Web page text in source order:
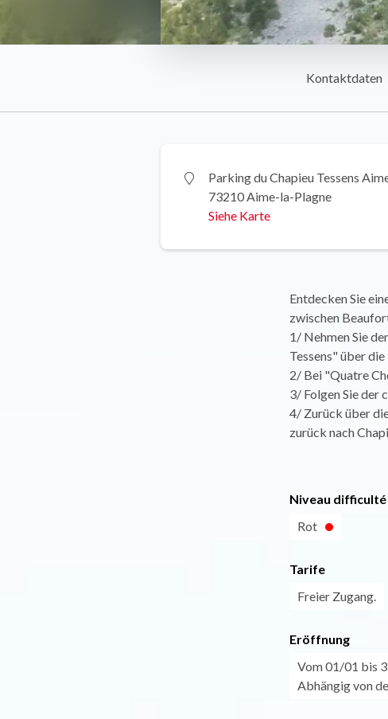
Kontaktdaten
Parking du Chapieu Tessens
73210 Aime-la-Plagne
Siehe Karte
Entdecken Sie
zwischen
1/ Nehmen Sie
Tessens" über
2/ Bei "Quatre
3/ Folgen Sie der
4/ Zurück über
zurück nach
Niveau difficulté
Rot
Tarife
Freier Zugang.
Eröffnung
Vom 01/01 bis
Abhängig von